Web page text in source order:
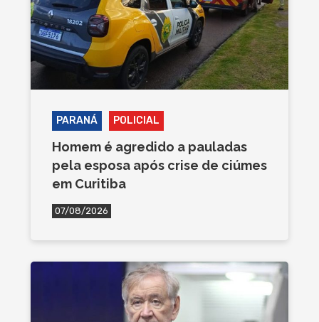
PARANÁ POLICIAL
Homem é agredido a pauladas
pela esposa após crise de ciúmes
em Curitiba
07/08/2026